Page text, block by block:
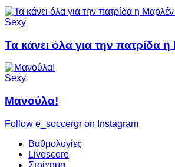
Sexy
Τα κάνει όλα για την πατρίδα
Sexy
Μανούλα!
Follow e_soccergr on Instagram
Βαθμολογίες
Livescore
Στοίχημα